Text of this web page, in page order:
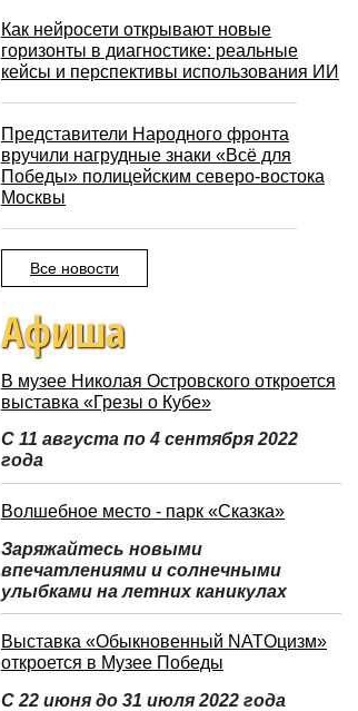
Как нейросети открывают новые
горизонты в диагностике: реальные
кейсы и перспективы использования ИИ
Представители Народного фронта
вручили нагрудные знаки «Всё для
Победы» полицейским северо-востока
Москвы
Все новости
Афиша
В музее Николая Островского откроется
выставка «Грезы о Кубе»
С 11 августа по 4 сентября 2022
года
Волшебное место - парк «Сказка»
Заряжайтесь новыми
впечатлениями и солнечными
улыбками на летних каникулах
Выставка «Обыкновенный NATOцизм»
откроется в Музее Победы
С 22 июня до 31 июля 2022 года